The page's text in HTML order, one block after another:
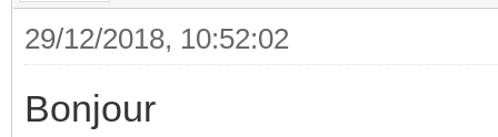
29/12/2018, 10:52:02
Bonjour